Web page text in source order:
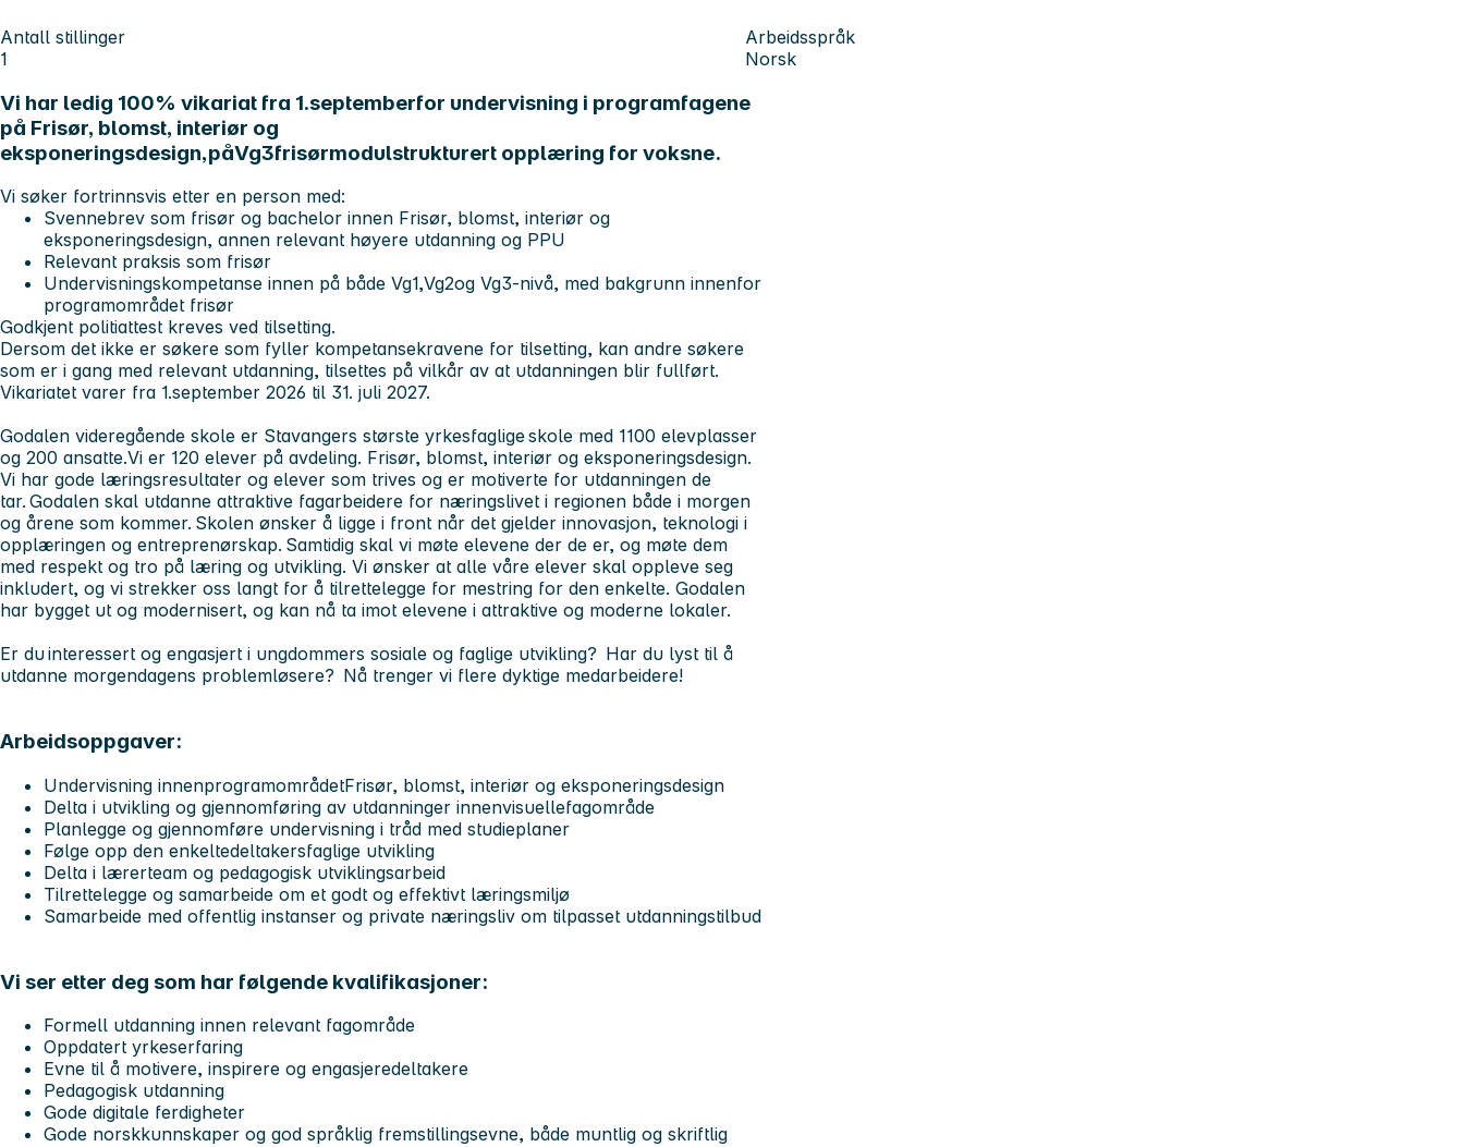
Antall stillinger
1
Arbeidsspråk
Norsk
Vi har ledig 100% vikariat fra 1.septemberfor undervisning i programfagene
på Frisør, blomst, interiør og
eksponeringsdesign,påVg3frisørmodulstrukturert opplæring for voksne.
Vi søker fortrinnsvis etter en person med:
Svennebrev som frisør og bachelor innen Frisør, blomst, interiør og
eksponeringsdesign, annen relevant høyere utdanning og PPU
Relevant praksis som frisør
Undervisningskompetanse innen på både Vg1,Vg2og Vg3-nivå, med bakgrunn innenfor
programområdet frisør
Godkjent politiattest kreves ved tilsetting.
Dersom det ikke er søkere som fyller kompetansekravene for tilsetting, kan andre søkere
som er i gang med relevant utdanning, tilsettes på vilkår av at utdanningen blir fullført.
Vikariatet varer fra 1.september 2026 til 31. juli 2027.
Godalen videregående skole er Stavangers største yrkesfaglige skole med 1100 elevplasser
og 200 ansatte.Vi er 120 elever på avdeling. Frisør, blomst, interiør og eksponeringsdesign.
Vi har gode læringsresultater og elever som trives og er motiverte for utdanningen de
tar. Godalen skal utdanne attraktive fagarbeidere for næringslivet i regionen både i morgen
og årene som kommer. Skolen ønsker å ligge i front når det gjelder innovasjon, teknologi i
opplæringen og entreprenørskap. Samtidig skal vi møte elevene der de er, og møte dem
med respekt og tro på læring og utvikling. Vi ønsker at alle våre elever skal oppleve seg
inkludert, og vi strekker oss langt for å tilrettelegge for mestring for den enkelte. Godalen
har bygget ut og modernisert, og kan nå ta imot elevene i attraktive og moderne lokaler.
Er du interessert og engasjert i ungdommers sosiale og faglige utvikling? Har du lyst til å
utdanne morgendagens problemløsere? Nå trenger vi flere dyktige medarbeidere!
Arbeidsoppgaver:
Undervisning innenprogramområdetFrisør, blomst, interiør og eksponeringsdesign
Delta i utvikling og gjennomføring av utdanninger innenvisuellefagområde
Planlegge og gjennomføre undervisning i tråd med studieplaner
Følge opp den enkeltedeltakersfaglige utvikling
Delta i lærerteam og pedagogisk utviklingsarbeid
Tilrettelegge og samarbeide om et godt og effektivt læringsmiljø
Samarbeide med offentlig instanser og private næringsliv om tilpasset utdanningstilbud
Vi ser etter deg som har følgende kvalifikasjoner:
Formell utdanning innen relevant fagområde
Oppdatert yrkeserfaring
Evne til å motivere, inspirere og engasjeredeltakere
Pedagogisk utdanning
Gode digitale ferdigheter
Gode norskkunnskaper og god språklig fremstillingsevne, både muntlig og skriftlig